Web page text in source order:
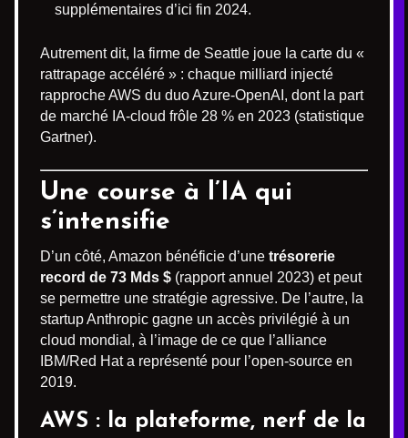
supplémentaires d’ici fin 2024.
Autrement dit, la firme de Seattle joue la carte du «
rattrapage accéléré » : chaque milliard injecté
rapproche AWS du duo Azure-OpenAI, dont la part
de marché IA-cloud frôle 28 % en 2023 (statistique
Gartner).
Une course à l’IA qui
s’intensifie
D’un côté, Amazon bénéficie d’une trésorerie
record de 73 Mds $ (rapport annuel 2023) et peut
se permettre une stratégie agressive. De l’autre, la
startup Anthropic gagne un accès privilégié à un
cloud mondial, à l’image de ce que l’alliance
IBM/Red Hat a représenté pour l’open-source en
2019.
AWS : la plateforme, nerf de la